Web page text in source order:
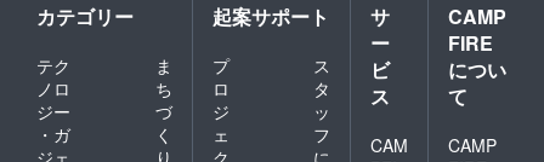
カテゴリー
テク
ノロ
ジー
・ガ
ジェ
ま
ち
づ
く
り
起案サポート
プ
ロ
ジ
ェ
ク
ス
タ
ッ
フ
に
サ
ー
ビ
ス
CAM
CAMP
FIRE
につい
て
CAMP